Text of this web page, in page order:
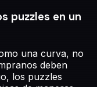
puzzles en un
una curva, no
deben
los puzzles